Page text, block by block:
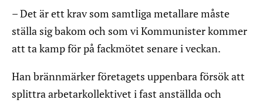
– Det är ett krav som samtliga metallare måste
ställa sig bakom och som vi Kommunister kommer
att ta kamp för på fackmötet senare i veckan.
Han brännmärker företagets uppenbara försök att
splittra arbetarkollektivet i fast anställda och